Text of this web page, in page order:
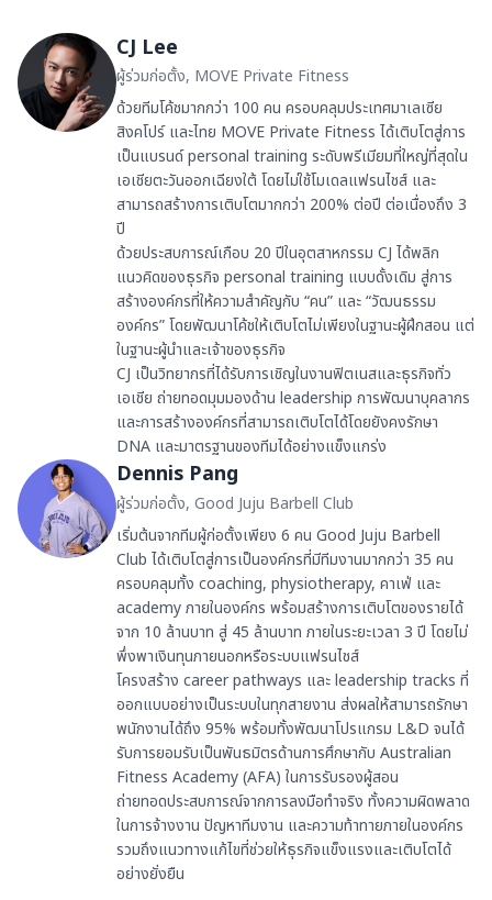
CJ Lee
ผู้ร่วมก่อตั้ง, MOVE Private Fitness
ด้วยทีมโค้ชมากกว่า 100 คน ครอบคลุมประเทศมาเลเซีย
สิงคโปร์ และไทย MOVE Private Fitness ได้เติบโตสู่การ
เป็นแบรนด์ personal training ระดับพรีเมียมที่ใหญ่ที่สุดใน
เอเชียตะวันออกเฉียงใต้ โดยไม่ใช้โมเดลแฟรนไชส์ และ
สามารถสร้างการเติบโตมากกว่า 200% ต่อปี ต่อเนื่องถึง 3
ปี
ด้วยประสบการณ์เกือบ 20 ปีในอุตสาหกรรม CJ ได้พลิก
แนวคิดของธุรกิจ personal training แบบดั้งเดิม สู่การ
สร้างองค์กรที่ให้ความสำคัญกับ “คน” และ “วัฒนธรรม
องค์กร” โดยพัฒนาโค้ชให้เติบโตไม่เพียงในฐานะผู้ฝึกสอน แต่
ในฐานะผู้นำและเจ้าของธุรกิจ
CJ เป็นวิทยากรที่ได้รับการเชิญในงานฟิตเนสและธุรกิจทั่ว
เอเชีย ถ่ายทอดมุมมองด้าน leadership การพัฒนาบุคลากร
และการสร้างองค์กรที่สามารถเติบโตได้โดยยังคงรักษา
DNA และมาตรฐานของทีมได้อย่างแข็งแกร่ง
Dennis Pang
ผู้ร่วมก่อตั้ง, Good Juju Barbell Club
เริ่มต้นจากทีมผู้ก่อตั้งเพียง 6 คน Good Juju Barbell
Club ได้เติบโตสู่การเป็นองค์กรที่มีทีมงานมากกว่า 35 คน
ครอบคลุมทั้ง coaching, physiotherapy, คาเฟ่ และ
academy ภายในองค์กร พร้อมสร้างการเติบโตของรายได้
จาก 10 ล้านบาท สู่ 45 ล้านบาท ภายในระยะเวลา 3 ปี โดยไม่
พึ่งพาเงินทุนภายนอกหรือระบบแฟรนไชส์
โครงสร้าง career pathways และ leadership tracks ที่
ออกแบบอย่างเป็นระบบในทุกสายงาน ส่งผลให้สามารถรักษา
พนักงานได้ถึง 95% พร้อมทั้งพัฒนาโปรแกรม L&D จนได้
รับการยอมรับเป็นพันธมิตรด้านการศึกษากับ Australian
Fitness Academy (AFA) ในการรับรองผู้สอน
ถ่ายทอดประสบการณ์จากการลงมือทำจริง ทั้งความผิดพลาด
ในการจ้างงาน ปัญหาทีมงาน และความท้าทายภายในองค์กร
รวมถึงแนวทางแก้ไขที่ช่วยให้ธุรกิจแข็งแรงและเติบโตได้
อย่างยั่งยืน